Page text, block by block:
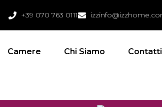
+39 070 763 0111
Camere Chi Siamo Contatti